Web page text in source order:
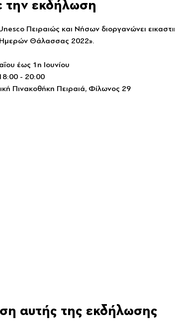
την εκδήλωση
Πειραιώς και Νήσων διοργανώνει
Θάλασσας 2022».
έως 1η Ιουνίου
- 20:00
Πινακοθήκη Πειραιά, Φίλωνος 29
αυτής της εκδήλωσης